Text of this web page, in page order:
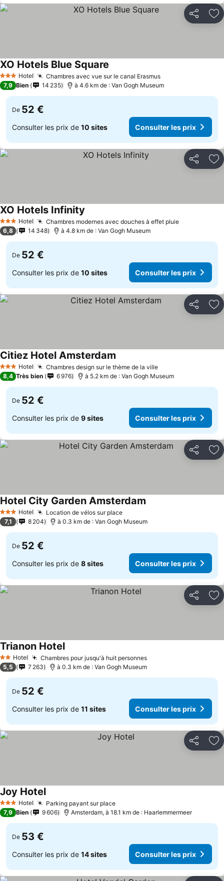
Partager
3 ÉtoilesHotel Chambres avec vue sur le canal Erasmus
XO Hotels Blue Square
7,9 Bien 14 235 à 4.6 km de : Van Gogh Museum
De 52 €
Consulter les prix de 10 sites Consulter les prix
Partager
3 ÉtoilesHotel Chambres modernes avec douches à effet pluie
XO Hotels Infinity
6,8 14 348 à 4.8 km de : Van Gogh Museum
De 52 €
Consulter les prix de 10 sites Consulter les prix
Partager
3 ÉtoilesHotel Chambres design sur le thème de la ville
Citiez Hotel Amsterdam
8,4 Très bien 6 976 à 5.2 km de : Van Gogh Museum
De 52 €
Consulter les prix de 9 sites Consulter les prix
Partager
3 ÉtoilesHotel Location de vélos sur place
Hotel City Garden Amsterdam
7,1 8 204 à 0.3 km de : Van Gogh Museum
De 52 €
Consulter les prix de 8 sites Consulter les prix
Partager
2 Étoiles
Hotel Chambres pour jusqu'à huit personnes
Trianon Hotel
5,5 7 263 à 0.3 km de : Van Gogh Museum
De 52 €
Consulter les prix de 11 sites Consulter les prix
Partager
3 ÉtoilesHotel Parking payant sur place
Joy Hotel
7,9 Bien 9 606 Amsterdam, à 18.1 km de : Haarlemmermeer
De 53 €
Consulter les prix de 14 sites Consulter les prix